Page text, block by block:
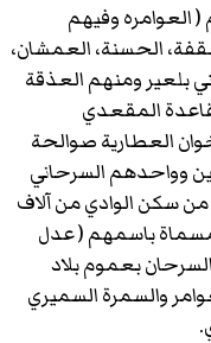
العوامره وفيهم
الحسنة، العمشان،
بلعير ومنهم العذقة
المقعدي
العطارية صوالحة
وواحدهم السرحاني
سكن الوادي من آلاف
باسمهم ( عدل
بعموم بلاد
والسمرة السميري